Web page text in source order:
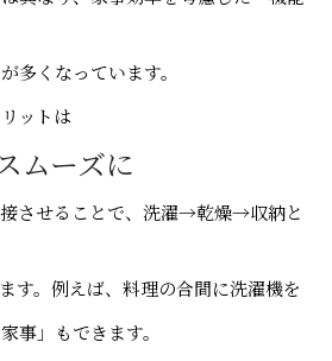
多くなっています。
ットは
ムーズに
させることで、洗濯→乾燥→収納と
す。例えば、料理の合間に洗濯機を
事」もできます。